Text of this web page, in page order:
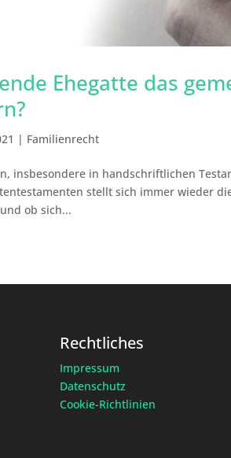
Ehegatte das
| Familienrecht
insbesondere in handschriftlichen
stellt sich immer wieder
ob sich...
Rechtliches
Impressum
Datenschutz
Cookie-Richtlinien